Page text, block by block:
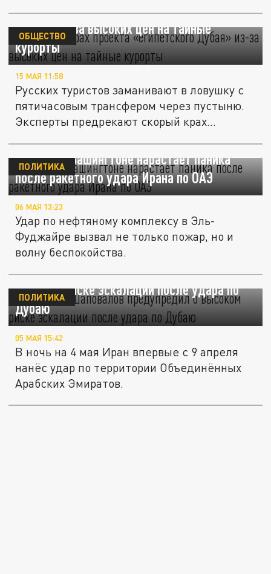
Грядущий крах проекта «египетского
Дубая» из-за высоких цен на тайные
курорты
ОБЩЕСТВО
15 МАЯ 11:58
Русских туристов заманивают в ловушку с
пятичасовым трансфером через пустыню.
Эксперты предрекают скорый крах...
В Дубае и Вашингтоне нарастает паника
после ракетного удара Ирана по ОАЭ
ПОЛИТИКА
06 МАЯ 13:23
Удар по нефтяному комплексу в Эль-
Фуджайре вызвал не только пожар, но и
волну беспокойства.
Политолог Шаповалов предупредил о
высоком риске эскалации после удара по
Дубаю
ПОЛИТИКА
05 МАЯ 15:42
В ночь на 4 мая Иран впервые с 9 апреля
нанёс удар по территории Объединённых
Арабских Эмиратов.